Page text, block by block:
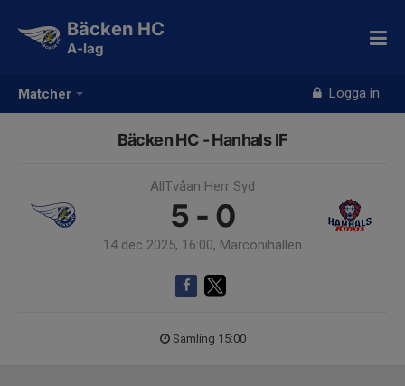
Matcher Logga in
Bäcken HC
A-lag
Bäcken HC - Hanhals IF
AllTvåan Herr Syd
5 - 0
14 dec 2025, 16:00, Marconihallen
Samling 15:00